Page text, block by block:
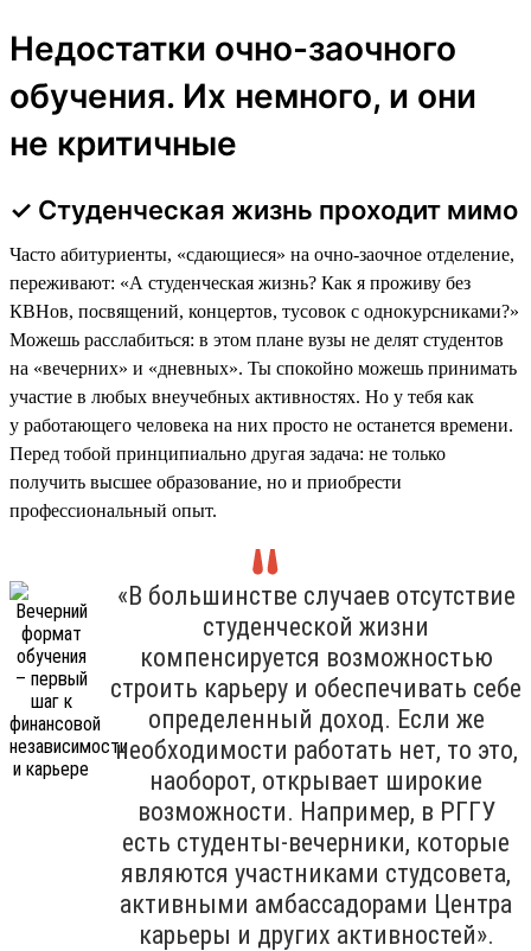
Недостатки очно-заочного
обучения. Их немного, и они
не критичные
✓ Студенческая жизнь проходит мимо
Часто абитуриенты, «сдающиеся» на очно-заочное отделение,
переживают: «А студенческая жизнь? Как я проживу без
КВНов, посвящений, концертов, тусовок с однокурсниками?»
Можешь расслабиться: в этом плане вузы не делят студентов
на «вечерних» и «дневных». Ты спокойно можешь принимать
участие в любых внеучебных активностях. Но у тебя как
у работающего человека на них просто не останется времени.
Перед тобой принципиально другая задача: не только
получить высшее образование, но и приобрести
профессиональный опыт.
«В большинстве случаев отсутствие
студенческой жизни
компенсируется возможностью
строить карьеру и обеспечивать себе
определенный доход. Если же
необходимости работать нет, то это,
наоборот, открывает широкие
возможности. Например, в РГГУ
есть студенты-вечерники, которые
являются участниками студсовета,
активными амбассадорами Центра
карьеры и других активностей».